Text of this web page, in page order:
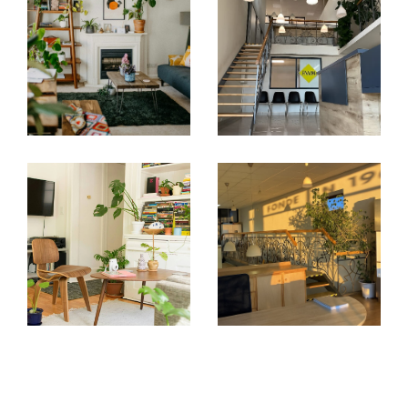
démarches, dès l’évaluation de votre bien
jusqu’à la signature de l’acte de vente en
passant par la mise envaleur et la promotion
de votre bien.
Trouver une location à Rodez
Vous recherchez un logement à louer sur
Rodez et ses alentours ? Notre agence
immobilière dispose d'un large choix de biens
adaptés à tous les budgets et besoins. Nous
vous aidons à trouver la location idéale, que ce
soit un appartement ou une maison.